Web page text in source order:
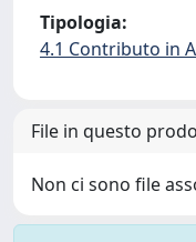
Tipologia:
4.1 Contributo in
File in questo
Non ci sono file